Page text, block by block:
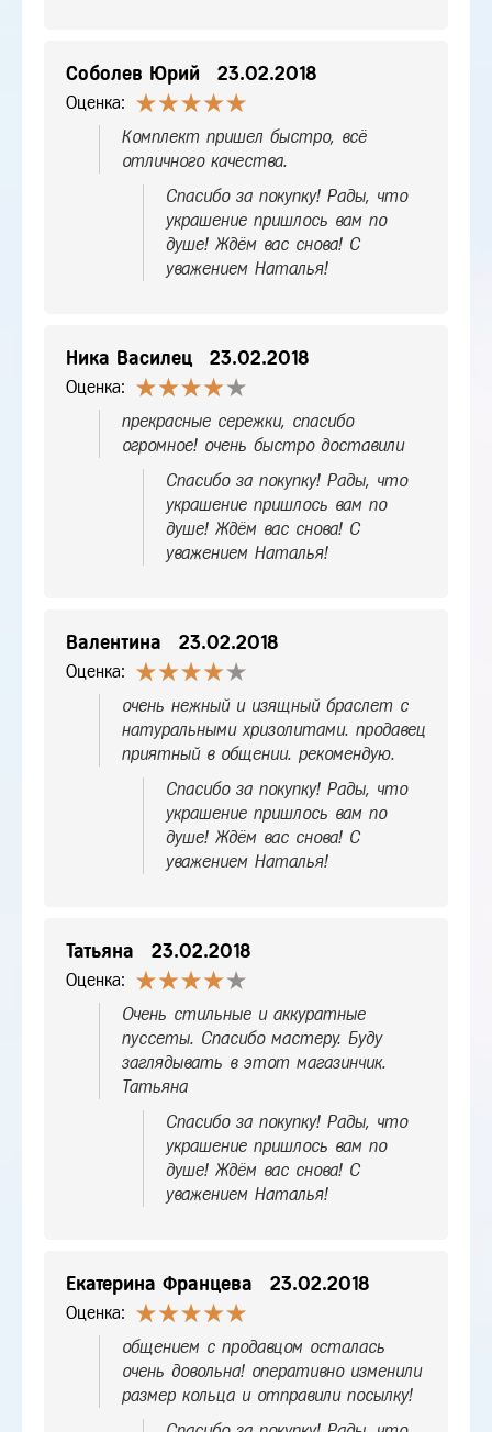
Соболев Юрий 23.02.2018
Оценка:
Комплект пришел быстро, всё
отличного качества.
Спасибо за покупку! Рады, что
украшение пришлось вам по
душе! Ждём вас снова! С
уважением Наталья!
Ника Василец 23.02.2018
Оценка:
прекрасные сережки, спасибо
огромное! очень быстро доставили
Спасибо за покупку! Рады, что
украшение пришлось вам по
душе! Ждём вас снова! С
уважением Наталья!
Валентина 23.02.2018
Оценка:
очень нежный и изящный браслет с
натуральными хризолитами. продавец
приятный в общении. рекомендую.
Спасибо за покупку! Рады, что
украшение пришлось вам по
душе! Ждём вас снова! С
уважением Наталья!
Татьяна 23.02.2018
Оценка:
Очень стильные и аккуратные
пуссеты. Спасибо мастеру. Буду
заглядывать в этот магазинчик.
Татьяна
Спасибо за покупку! Рады, что
украшение пришлось вам по
душе! Ждём вас снова! С
уважением Наталья!
Екатерина Францева 23.02.2018
Оценка:
общением с продавцом осталась
очень довольна! оперативно изменили
размер кольца и отправили посылку!